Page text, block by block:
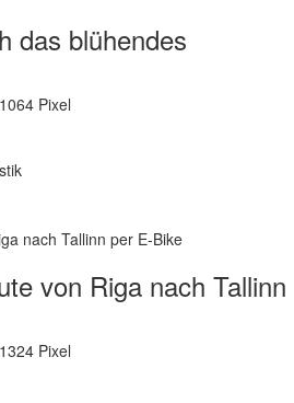
das blühendes
Pixel
von Riga nach Tallinn
Pixel